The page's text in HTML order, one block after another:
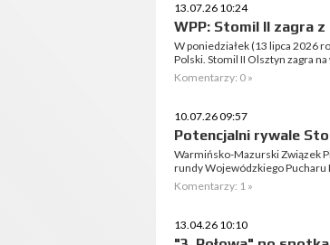
13.07.26 10:24
WPP: Stomil II zagra z
W poniedziałek (13 lipca 2026
Polski. Stomil II Olsztyn zagra
Komentarzy: 0 »
10.07.26 09:57
Potencjalni rywale
Warmińsko-Mazurski Związek
rundy Wojewódzkiego Pucharu
Komentarzy: 1 »
13.04.26 10:10